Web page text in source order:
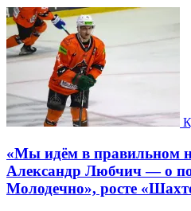
«Мы идём в правильном
Александр Любчич — о
Молодечно», росте